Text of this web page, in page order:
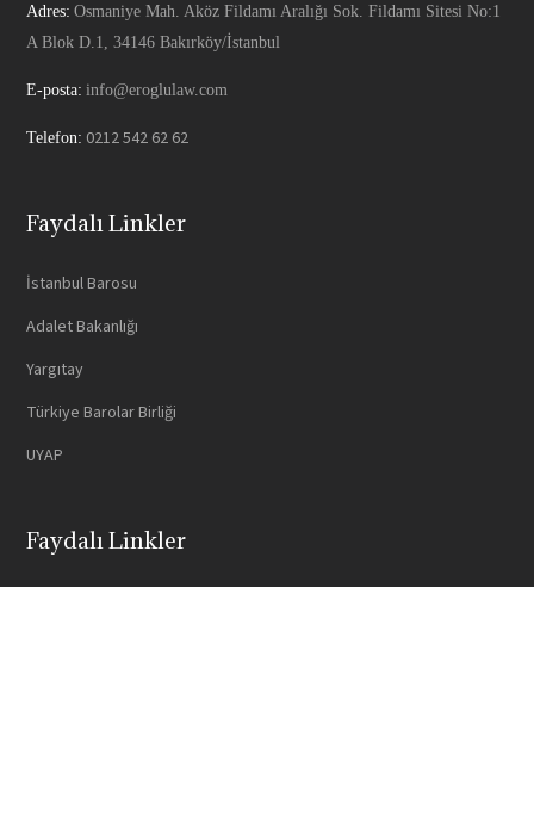
Adres: Osmaniye Mah. Aköz Fildamı Aralığı Sok. Fildamı Sitesi No:1
A Blok D.1, 34146 Bakırköy/İstanbul
E-posta: info@eroglulaw.com
Telefon: 0212 542 62 62
Faydalı Linkler
İstanbul Barosu
Adalet Bakanlığı
Yargıtay
Türkiye Barolar Birliği
UYAP
Faydalı Linkler